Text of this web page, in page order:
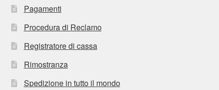
Pagamenti
Procedura di Reclamo
Registratore di cassa
Rimostranza
Spedizione in tutto il mondo